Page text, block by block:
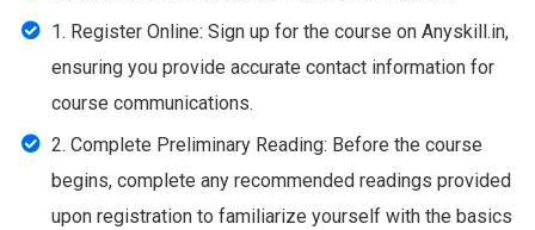
1. Register Online: Sign up for the course on Anyskill.in,
ensuring you provide accurate contact information for
course communications.
2. Complete Preliminary Reading: Before the course
begins, complete any recommended readings provided
upon registration to familiarize yourself with the basics